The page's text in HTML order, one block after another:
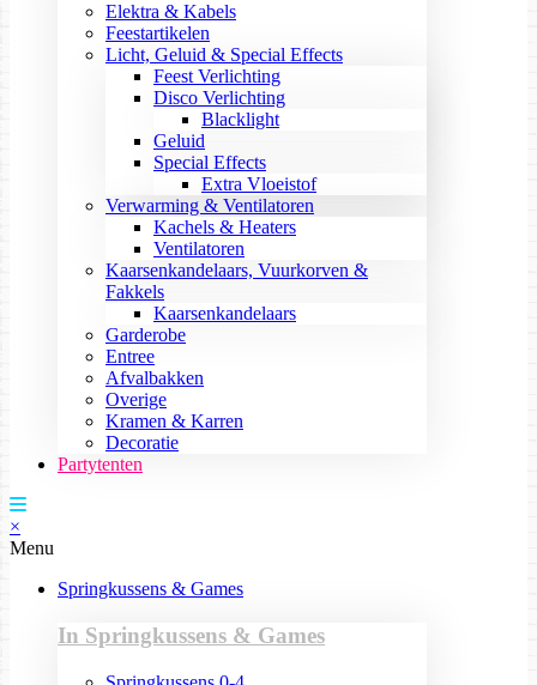
Elektra & Kabels
Feestartikelen
Licht, Geluid & Special Effects
Feest Verlichting
Disco Verlichting
Blacklight
Geluid
Special Effects
Extra Vloeistof
Verwarming & Ventilatoren
Kachels & Heaters
Ventilatoren
Kaarsenkandelaars, Vuurkorven &
Fakkels
Kaarsenkandelaars
Garderobe
Entree
Afvalbakken
Overige
Kramen & Karren
Decoratie
Partytenten
×
Menu
Springkussens & Games
In Springkussens & Games